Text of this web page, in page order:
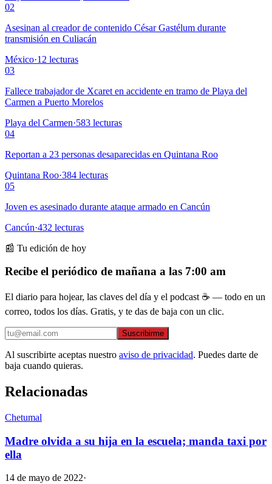
02
Asesinan al creador de contenido César Gastélum durante
transmisión en Culiacán
México·12 lecturas
03
Fallece trabajador de Xcaret en accidente en tramo de Playa del
Carmen a Puerto Morelos
Playa del Carmen·583 lecturas
04
Reportan a 23 personas desaparecidas en Quintana Roo
Quintana Roo·384 lecturas
05
Joven es asesinado durante ataque armado en Cancún
Cancún·432 lecturas
📰 Tu edición de hoy
Recibe el periódico de mañana a las 7:00 am
El diario para hojear, las claves del día y el podcast ☕ — todo en un
correo, todos los días. Gratis, y te das de baja con un clic.
Suscribirme
Al suscribirte aceptas nuestro aviso de privacidad. Puedes darte de
baja cuando quieras.
Relacionadas
Chetumal
Madre olvida a su hija en la escuela; manda taxi por
ella
14 de mayo de 2022·